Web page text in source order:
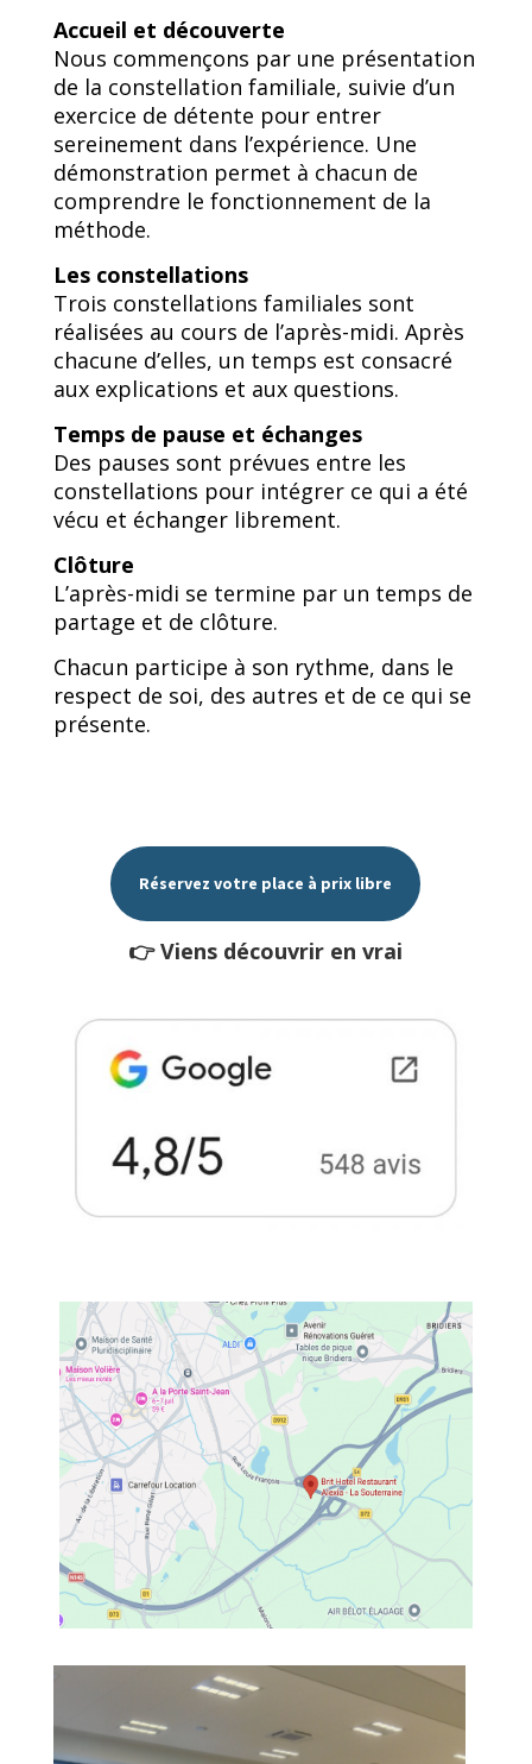
Accueil et découverte
Nous commençons par une présentation
de la constellation familiale, suivie d’un
exercice de détente pour entrer
sereinement dans l’expérience. Une
démonstration permet à chacun de
comprendre le fonctionnement de la
méthode.
Les constellations
Trois constellations familiales sont
réalisées au cours de l’après-midi. Après
chacune d’elles, un temps est consacré
aux explications et aux questions.
Temps de pause et échanges
Des pauses sont prévues entre les
constellations pour intégrer ce qui a été
vécu et échanger librement.
Clôture
L’après-midi se termine par un temps de
partage et de clôture.
Chacun participe à son rythme, dans le
respect de soi, des autres et de ce qui se
présente.
Réservez votre place à prix libre
👉 Viens découvrir en vrai